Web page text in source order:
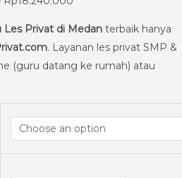
Les Privat di Medanterbaik hanya
. Layanan les privat SMP &
(guru datang ke rumah) atau